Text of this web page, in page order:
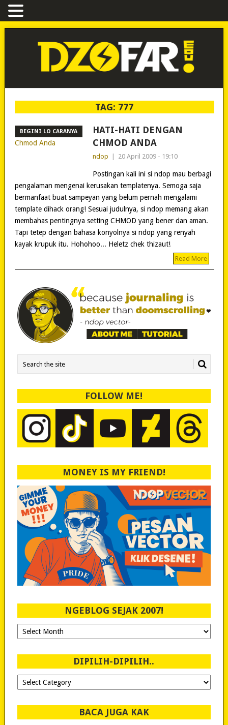
TAG: 777
BEGINI LO CARANYA
HATI-HATI DENGAN
CHMOD ANDA
ndop 20 April 2009 - 19:10
Postingan kali ini si ndop mau berbagi
pengalaman mengenai kerusakan templatenya. Semoga saja
bermanfaat buat sampeyan yang belum pernah mengalami
template dihack orang! Sesuai judulnya, si ndop memang akan
membahas pentingnya setting CHMOD yang bener dan aman.
Tapi tetep dengan bahasa konyolnya si ndop yang renyah
kayak krupuk itu. Hohohoo... Heletz chek thizaut!
Read More
FOLLOW ME!
MONEY IS MY FRIEND!
NGEBLOG SEJAK 2007!
Ngeblog
Sejak
DIPILIH-DIPILIH..
Dipilih-
dipilih..
BACA JUGA KAK